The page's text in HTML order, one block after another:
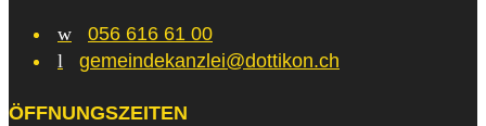
w
056 616 61 00
l
gemeindekanzlei@dottikon.ch
ÖFFNUNGSZEITEN